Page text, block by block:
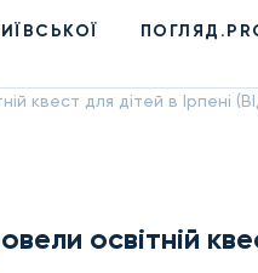
квест для дітей в Ірпені
освітній